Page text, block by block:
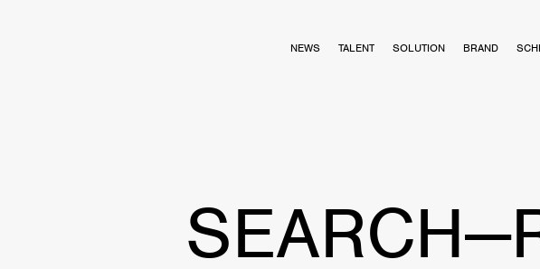
NEWS TALENT SOLUTION BRAND